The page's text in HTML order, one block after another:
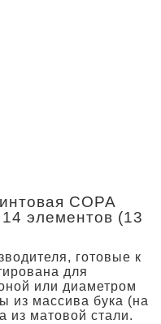
COPA
элементов (13
готовые к
для
или диаметром
из массива бука (на
из матовой стали.